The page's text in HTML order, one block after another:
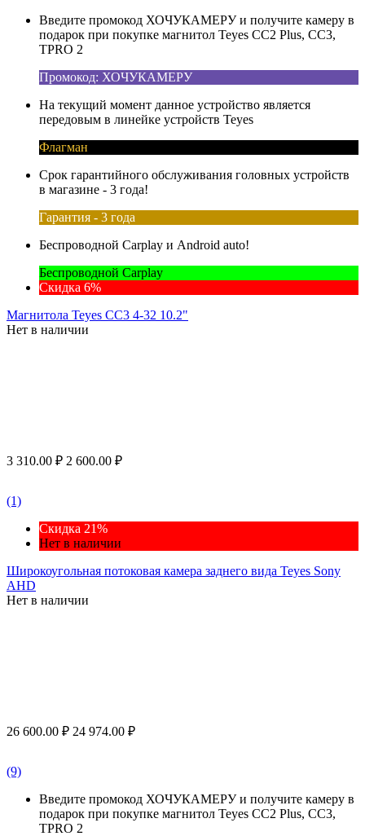
Введите промокод ХОЧУКАМЕРУ и получите камеру в
подарок при покупке магнитол Teyes CC2 Plus, CC3,
TPRO 2
Промокод: ХОЧУКАМЕРУ
На текущий момент данное устройство является
передовым в линейке устройств Teyes
Флагман
Срок гарантийного обслуживания головных устройств
в магазине - 3 года!
Гарантия - 3 года
Беспроводной Carplay и Android auto!
Беспроводной Carplay
Скидка 6%
Магнитола Teyes CC3 4-32 10.2"
Нет в наличии
3 310.00 ₽ 2 600.00 ₽
(1)
Скидка 21%
Нет в наличии
Широкоугольная потоковая камера заднего вида Teyes Sony
AHD
Нет в наличии
26 600.00 ₽ 24 974.00 ₽
(9)
Введите промокод ХОЧУКАМЕРУ и получите камеру в
подарок при покупке магнитол Teyes CC2 Plus, CC3,
TPRO 2